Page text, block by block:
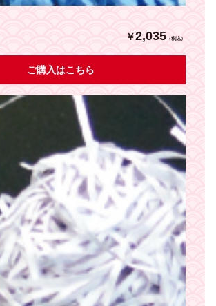
￥2,035 （税込）
ご購入はこちら